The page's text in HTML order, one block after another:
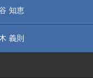
知恵
義則